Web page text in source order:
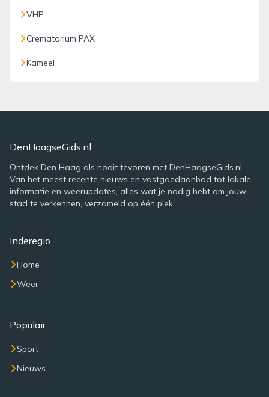
VHP
Crematorium PAX
Kameel
DenHaagseGids.nl
Ontdek Den Haag als nooit tevoren met DenHaagseGids.nl.
Van het meest recente nieuws en vastgoedaanbod tot lokale
informatie en weerupdates, alles wat je nodig hebt om jouw
stad te verkennen, verzameld op één plek.
Inderegio
Home
Weer
Populair
Sport
Nieuws